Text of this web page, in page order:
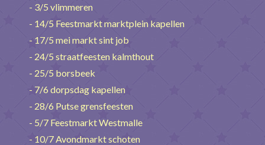
- 3/5 vlimmeren
- 14/5 Feestmarkt marktplein kapellen
- 17/5 mei markt sint job
- 24/5 straatfeesten kalmthout
- 25/5 borsbeek
- 7/6 dorpsdag kapellen
- 28/6 Putse grensfeesten
- 5/7 Feestmarkt Westmalle
- 10/7 Avondmarkt schoten